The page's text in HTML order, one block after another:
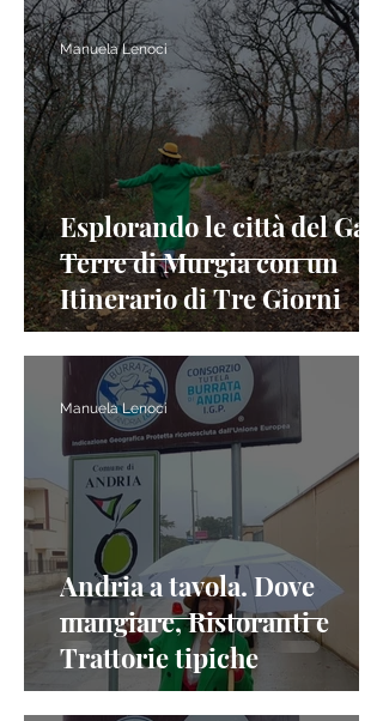
Esplorando le città del Gal
Terre di Murgia con un
Itinerario di Tre Giorni
Manuela Lenoci
Andria a tavola. Dove
mangiare, Ristoranti e
Trattorie tipiche
Manuela Lenoci